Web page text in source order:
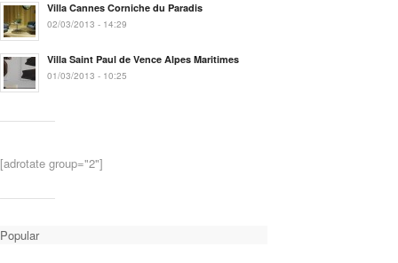
Villa Cannes Corniche du Paradis
02/03/2013 - 14:29
Villa Saint Paul de Vence Alpes Maritimes
01/03/2013 - 10:25
[adrotate group="2"]
Popular